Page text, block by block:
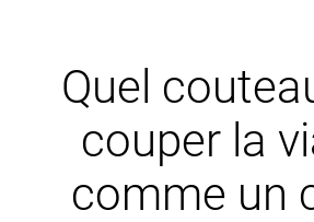
Quel
couper la
comme un